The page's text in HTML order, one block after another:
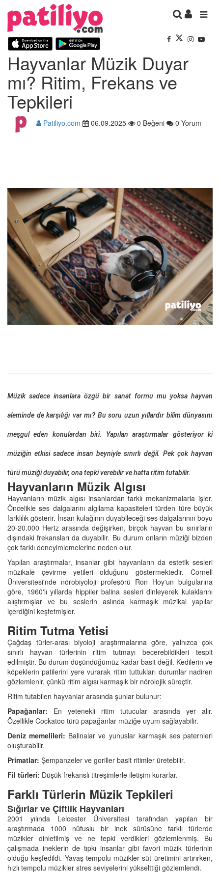
Hayvanlar Müzik Duyar
mı? Ritim, Frekans ve
Tepkileri
Patiliyo.com 06.09.2025 0 Beğeni 0 Yorum
Müzik sadece insanlara özgü bir sanat formu mu yoksa hayvan
aleminde de karşılığı var mı? Bu soru uzun yıllardır bilim dünyasını
meşgul eden konulardan biri. Yapılan araştırmalar gösteriyor ki
müziğin etkisi sadece insan beyniyle sınırlı değil. Pek çok hayvan
türü müziği duyabilir, ona tepki verebilir ve hatta ritim tutabilir.
Hayvanların Müzik Algısı
Hayvanların müzik algısı insanlardan farklı mekanizmalarla işler.
Öncelikle ses dalgalarını algılama kapasiteleri türden türe büyük
farklılık gösterir. İnsan kulağının duyabileceği ses dalgalarının boyu
20-20.000 Hertz arasında değişirken, birçok hayvan bu sınırların
dışındaki frekansları da duyabilir. Bu durum onların müziği bizden
çok farklı deneyimlemelerine neden olur.
Yapılan araştırmalar, insanlar gibi hayvanların da estetik sesleri
müzikale çevirme yetileri olduğunu göstermektedir. Cornell
Üniversitesi'nde nörobiyoloji profesörü Ron Hoy'un bulgularına
göre, 1960'lı yıllarda hippiler balina sesleri dinleyerek kulaklarını
alıştırmışlar ve bu seslerin aslında karmaşık müzikal yapılar
içerdiğini keşfetmişler.
Ritim Tutma Yetisi
Çağdaş türler-arası biyoloji araştırmalarına göre, yalnızca çok
sınırlı hayvan türlerinin ritim tutmayı becerebildikleri tespit
edilmiştir. Bu durum düşündüğümüz kadar basit değil. Kedilerin ve
köpeklerin patilerini yere vurarak ritim tuttukları durumlar nadiren
gözlemlenir, çünkü ritim algısı karmaşık bir nörolojik süreçtir.
Ritim tutabilen hayvanlar arasında şunlar bulunur:
Papağanlar: En yetenekli ritim tutucular arasında yer alır.
Özellikle Cockatoo türü papağanlar müziğe uyum sağlayabilir.
Deniz memelileri: Balinalar ve yunuslar karmaşık ses paternleri
oluşturabilir.
Primatlar: Şempanzeler ve goriller basit ritimler üretebilir.
Fil türleri: Düşük frekanslı titreşimlerle iletişim kurarlar.
Farklı Türlerin Müzik Tepkileri
Sığırlar ve Çiftlik Hayvanları
2001 yılında Leicester Üniversitesi tarafından yapılan bir
araştırmada 1000 nüfuslu bir inek sürüsüne farklı türlerde
müzikler dinletilmiş ve ne tepki verdikleri gözlemlenmiş. Bu
çalışmada ineklerin de tıpkı insanlar gibi favori müzik türlerinin
olduğu keşfedildi. Yavaş tempolu müzikler süt üretimini artırırken,
hızlı tempolu müzikler stres seviyelerini yükselttiği gözlemlendi.